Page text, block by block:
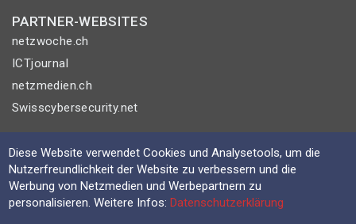
PARTNER-WEBSITES
netzwoche.ch
ICTjournal
netzmedien.ch
Swisscybersecurity.net
© NETZMEDIEN AG 2026
Impressum
AGB
Nutzungsbestimmungen
Diese Website verwendet Cookies und Analysetools, um die
Nutzerfreundlichkeit der Website zu verbessern und die
Werbung von Netzmedien und Werbepartnern zu
personalisieren. Weitere Infos:Datenschutzerklärung